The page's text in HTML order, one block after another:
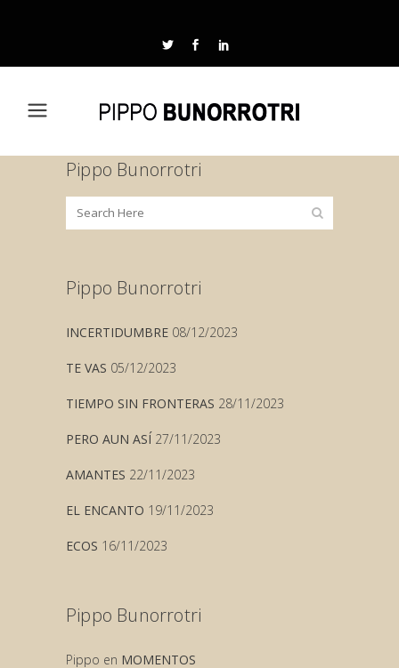
Pippo Bunorrotri
Pippo Bunorrotri
INCERTIDUMBRE 08/12/2023
TE VAS 05/12/2023
TIEMPO SIN FRONTERAS 28/11/2023
PERO AUN ASÍ 27/11/2023
AMANTES 22/11/2023
EL ENCANTO 19/11/2023
ECOS 16/11/2023
Pippo Bunorrotri
Pippo en MOMENTOS